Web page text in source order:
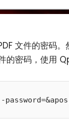
文件的密码
的密码，使用